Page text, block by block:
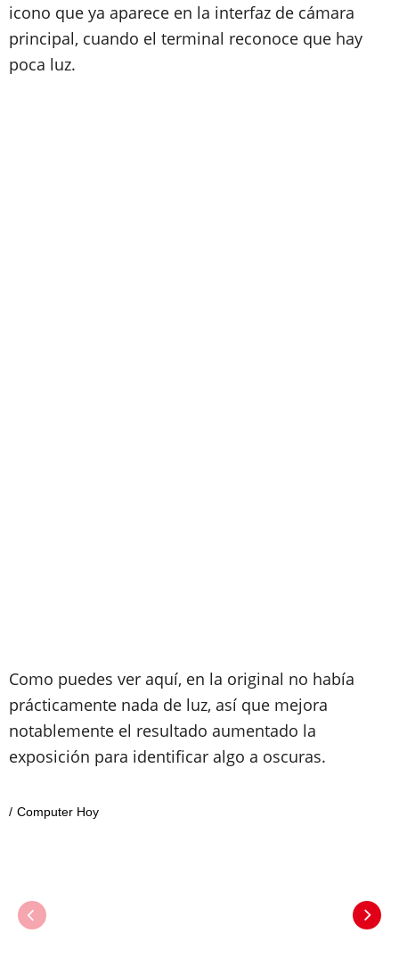
icono que ya aparece en la interfaz de cámara
principal, cuando el terminal reconoce que hay
poca luz.
Como puedes ver aquí, en la original no había
prácticamente nada de luz, así que mejora
notablemente el resultado aumentado la
exposición para identificar algo a oscuras.
Computer Hoy